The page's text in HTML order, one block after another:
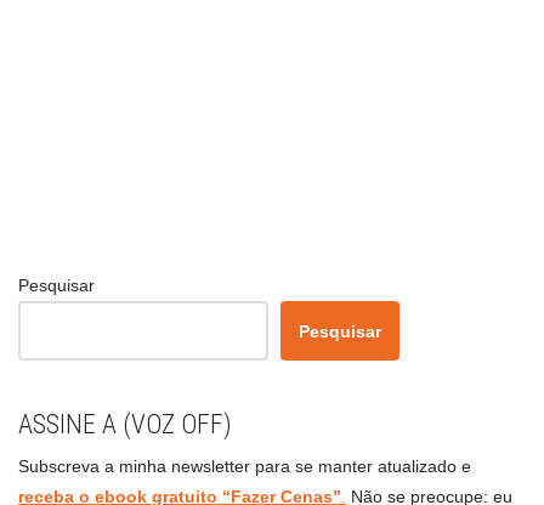
Pesquisar
Pesquisar
ASSINE A (VOZ OFF)
Subscreva a minha newsletter para se manter atualizado e
receba o ebook gratuito “Fazer Cenas”. Não se preocupe: eu